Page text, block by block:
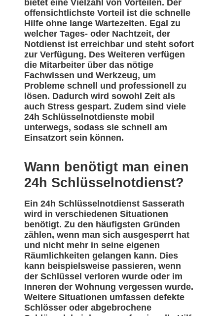
bietet eine Vielzahl von Vorteilen. Der
offensichtlichste Vorteil ist die schnelle
Hilfe ohne lange Wartezeiten. Egal zu
welcher Tages- oder Nachtzeit, der
Notdienst ist erreichbar und steht sofort
zur Verfügung. Des Weiteren verfügen
die Mitarbeiter über das nötige
Fachwissen und Werkzeug, um
Probleme schnell und professionell zu
lösen. Dadurch wird sowohl Zeit als
auch Stress gespart. Zudem sind viele
24h Schlüsselnotdienste mobil
unterwegs, sodass sie schnell am
Einsatzort sein können.
Wann benötigt man einen
24h Schlüsselnotdienst?
Ein 24h Schlüsselnotdienst Sasserath
wird in verschiedenen Situationen
benötigt. Zu den häufigsten Gründen
zählen, wenn man sich ausgesperrt hat
und nicht mehr in seine eigenen
Räumlichkeiten gelangen kann. Dies
kann beispielsweise passieren, wenn
der Schlüssel verloren wurde oder im
Inneren der Wohnung vergessen wurde.
Weitere Situationen umfassen defekte
Schlösser oder abgebrochene